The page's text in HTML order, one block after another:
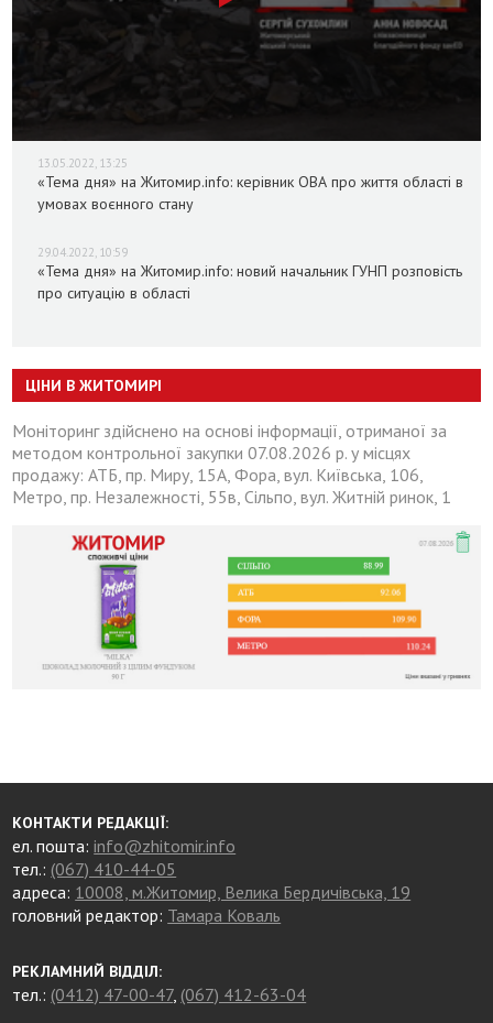
13.05.2022, 13:25
«Тема дня» на Житомир.info: керівник ОВА про життя області в
умовах воєнного стану
29.04.2022, 10:59
«Тема дня» на Житомир.info: новий начальник ГУНП розповість
про ситуацію в області
ЦІНИ В ЖИТОМИРІ
Моніторинг здійснено на основі інформації, отриманої за
методом контрольної закупки 07.08.2026 р. у місцях
продажу: АТБ, пр. Миру, 15А, Фора, вул. Київська, 106,
Метро, пр. Незалежності, 55в, Сільпо, вул. Житній ринок, 1
КОНТАКТИ РЕДАКЦІЇ:
ел. пошта:info@zhitomir.info
тел.: (067) 410-44-05
адреса: 10008, м.Житомир, Велика Бердичівська, 19
головний редактор: Тамара Коваль
РЕКЛАМНИЙ ВІДДІЛ:
тел.: (0412) 47-00-47, (067) 412-63-04